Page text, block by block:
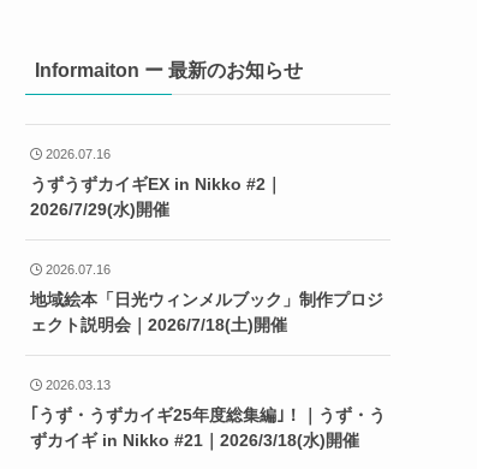
Informaiton ー 最新のお知らせ
2026.07.16
うずうずカイギEX in Nikko #2｜
2026/7/29(水)開催
2026.07.16
地域絵本「日光ウィンメルブック」制作プロジ
ェクト説明会｜2026/7/18(土)開催
2026.03.13
｢うず・うずカイギ25年度総集編｣！｜うず・う
ずカイギ in Nikko #21｜2026/3/18(水)開催